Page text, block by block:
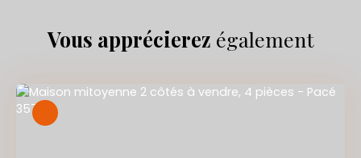
Vous apprécierez également